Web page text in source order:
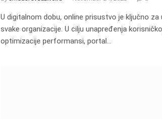
U digitalnom dobu, online prisustvo je ključno za
svake organizacije. U cilju unapređenja
optimizacije performansi, portal…